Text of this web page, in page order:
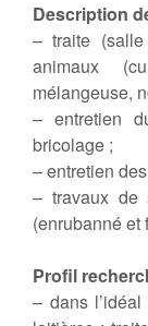
Description
– traite
animaux
mélangeuse,
– entretien
bricolage ;
– entretien
– travaux de
(enrubanné et
Profil
– dans